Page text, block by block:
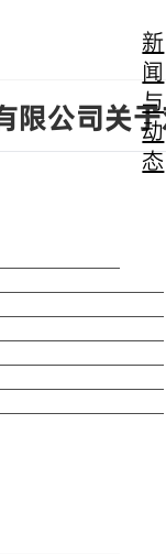
新
闻
与
动
态
限公司关